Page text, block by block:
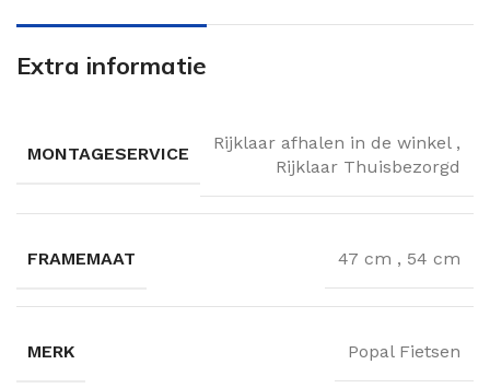
Extra informatie
MONTAGESERVICE
Rijklaar afhalen in de winkel ,
Rijklaar Thuisbezorgd
FRAMEMAAT 47 cm , 54 cm
MERK Popal Fietsen